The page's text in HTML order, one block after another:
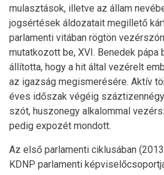
mulasztások, illetve az állam
jogsértések áldozatait megillető
parlamenti vitában rögtön
mutatkozott be, XVI. Benedek
állította, hogy a hit által vezérelt
az igazság megismerésére. Aktív
éves időszak végéig
szót, huszonegy alkalommal
pedig expozét mondott.
Az első parlamenti ciklusában
KDNP parlamenti